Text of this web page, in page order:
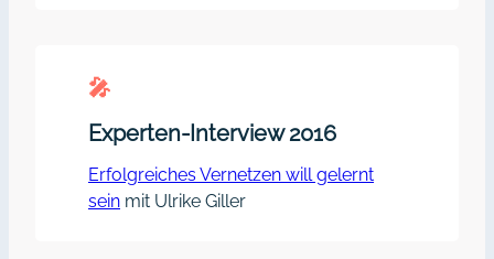
🎤︎
Experten-Interview 2016
Erfolgreiches Vernetzen will gelernt
sein mit Ulrike Giller